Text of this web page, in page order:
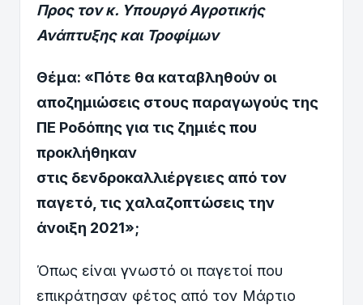
Προς τον κ. Υπουργό Αγροτικής
Ανάπτυξης και Τροφίμων
Θέμα: «Πότε θα καταβληθούν οι
αποζημιώσεις στους παραγωγούς της
ΠΕ Ροδόπης για τις ζημιές που
προκλήθηκαν
στις δενδροκαλλιέργειες από τον
παγετό, τις χαλαζοπτώσεις την
άνοιξη 2021»;
Όπως είναι γνωστό οι παγετοί που
επικράτησαν φέτος από τον Μάρτιο